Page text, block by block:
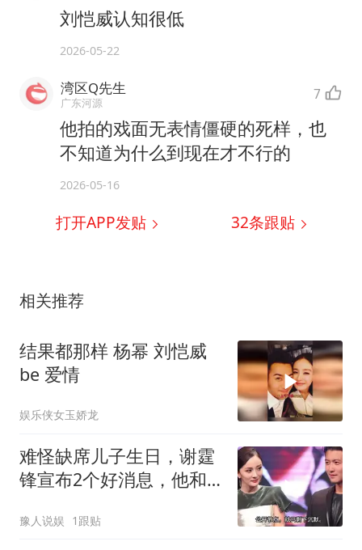
刘恺威认知很低
2026-05-22
湾区Q先生
广东河源 7
他拍的戏面无表情僵硬的死样，也
不知道为什么到现在才不行的
2026-05-16
打开APP发贴 32条跟贴
相关推荐
结果都那样 杨幂 刘恺威
be 爱情
娱乐侠女玉娇龙
难怪缺席儿子生日，谢霆
锋宣布2个好消息，他和
豫人说娱 1跟贴